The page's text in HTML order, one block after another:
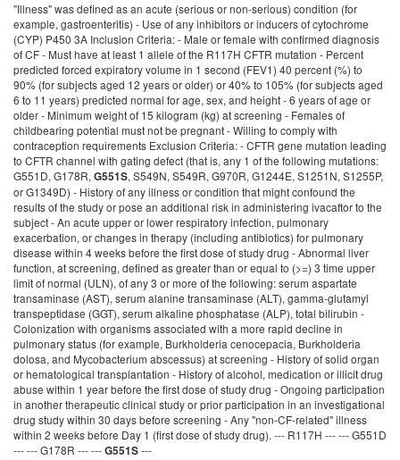
"Illness" was defined as an acute (serious or non-serious) condition (for
example, gastroenteritis) - Use of any inhibitors or inducers of cytochrome
(CYP) P450 3A Inclusion Criteria: - Male or female with confirmed diagnosis
of CF - Must have at least 1 allele of the R117H CFTR mutation - Percent
predicted forced expiratory volume in 1 second (FEV1) 40 percent (%) to
90% (for subjects aged 12 years or older) or 40% to 105% (for subjects aged
6 to 11 years) predicted normal for age, sex, and height - 6 years of age or
older - Minimum weight of 15 kilogram (kg) at screening - Females of
childbearing potential must not be pregnant - Willing to comply with
contraception requirements Exclusion Criteria: - CFTR gene mutation leading
to CFTR channel with gating defect (that is, any 1 of the following mutations:
G551D, G178R, G551S, S549N, S549R, G970R, G1244E, S1251N, S1255P,
or G1349D) - History of any illness or condition that might confound the
results of the study or pose an additional risk in administering ivacaftor to the
subject - An acute upper or lower respiratory infection, pulmonary
exacerbation, or changes in therapy (including antibiotics) for pulmonary
disease within 4 weeks before the first dose of study drug - Abnormal liver
function, at screening, defined as greater than or equal to (>=) 3 time upper
limit of normal (ULN), of any 3 or more of the following: serum aspartate
transaminase (AST), serum alanine transaminase (ALT), gamma-glutamyl
transpeptidase (GGT), serum alkaline phosphatase (ALP), total bilirubin -
Colonization with organisms associated with a more rapid decline in
pulmonary status (for example, Burkholderia cenocepacia, Burkholderia
dolosa, and Mycobacterium abscessus) at screening - History of solid organ
or hematological transplantation - History of alcohol, medication or illicit drug
abuse within 1 year before the first dose of study drug - Ongoing participation
in another therapeutic clinical study or prior participation in an investigational
drug study within 30 days before screening - Any "non-CF-related" illness
within 2 weeks before Day 1 (first dose of study drug). --- R117H --- --- G551D
--- --- G178R --- ---G551S---